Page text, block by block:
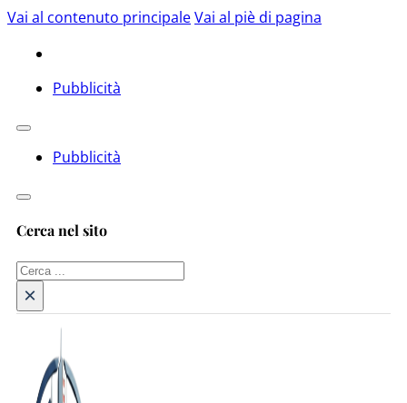
Vai al contenuto principaleVai al piè di pagina
Pubblicità
Pubblicità
Cerca nel sito
Cerca
×